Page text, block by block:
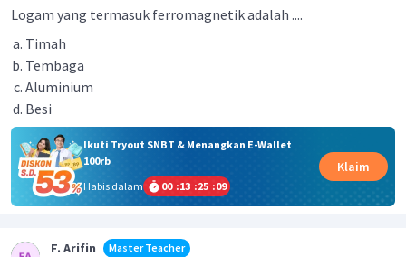
Logam yang termasuk ferromagnetik adalah ....
Timah
Tembaga
Aluminium
Besi
Ikuti Tryout SNBT & Menangkan E-Wallet
100rb
Habis dalam
00 :13 :25 :09
Klaim
F. Arifin
Master Teacher